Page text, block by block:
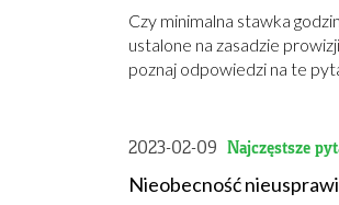
Czy minimalna stawka
ustalone na zasadzie
poznaj odpowiedzi na te
2023-02-09 Najczęstsze
Nieobecność